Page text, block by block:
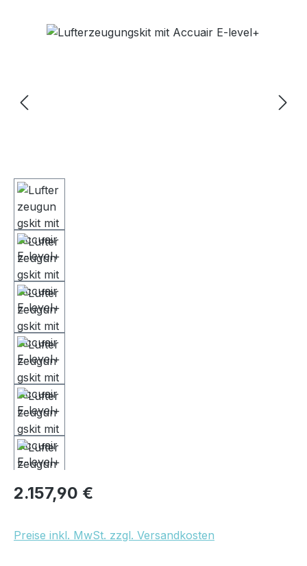
Bildergalerie überspringen
Regulärer Preis:
2.157,90 €
Preise inkl. MwSt. zzgl. Versandkosten